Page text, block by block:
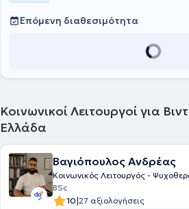
Επόμενη διαθεσιμότητα
Κοινωνικοί Λειτουργοί για
Ελλάδα
Βαγιόπουλος Ανδρέας
Κοινωνικός Λειτουργός -
BSc
10|27 αξιολογήσεις